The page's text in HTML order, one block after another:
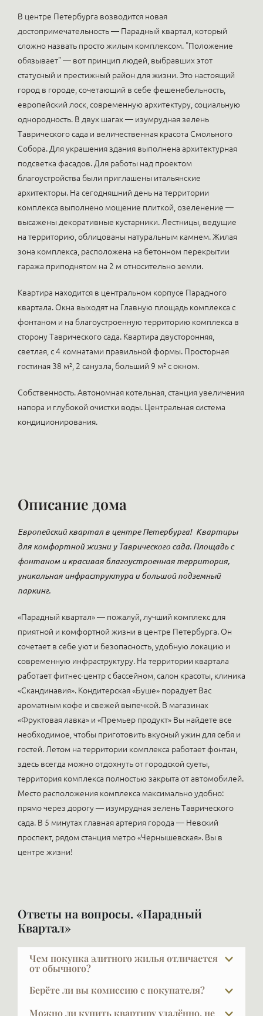
В центре Петербурга возводится новая
достопримечательность — Парадный квартал, который
сложно назвать просто жилым комплексом. "Положение
обязывает" — вот принцип людей, выбравших этот
статусный и престижный район для жизни. Это настоящий
город в городе, сочетающий в себе фешенебельность,
европейский лоск, современную архитектуру, социальную
однородность. В двух шагах — изумрудная зелень
Таврического сада и величественная красота Смольного
Собора. Для украшения здания выполнена архитектурная
подсветка фасадов. Для работы над проектом
благоустройства были приглашены итальянские
архитекторы. На сегодняшний день на территории
комплекса выполнено мощение плиткой, озеленение —
высажены декоративные кустарники. Лестницы, ведущие
на территорию, облицованы натуральным камнем. Жилая
зона комплекса, расположена на бетонном перекрытии
гаража приподнятом на 2 м относительно земли.
Квартира находится в центральном корпусе Парадного
квартала. Окна выходят на Главную площадь комплекса с
фонтаном и на благоустроенную территорию комплекса в
сторону Таврического сада. Квартира двусторонняя,
светлая, с 4 комнатами правильной формы. Просторная
гостиная 38 м², 2 санузла, больший 9 м² с окном.
Собственность. Автономная котельная, станция увеличения
напора и глубокой очистки воды. Центральная система
кондиционирования.
Описание дома
Европейский квартал в центре Петербурга! Квартиры
для комфортной жизни у Таврического сада. Площадь с
фонтаном и красивая благоустроенная территория,
уникальная инфраструктура и большой подземный
паркинг.
«Парадный квартал» — пожалуй, лучший комплекс для
приятной и комфортной жизни в центре Петербурга. Он
сочетает в себе уют и безопасность, удобную локацию и
современную инфраструктуру. На территории квартала
работает фитнес-центр с бассейном, салон красоты, клиника
«Скандинавия». Кондитерская «Буше» порадует Вас
ароматным кофе и свежей выпечкой. В магазинах
«Фруктовая лавка» и «Премьер продукт» Вы найдете все
необходимое, чтобы приготовить вкусный ужин для себя и
гостей. Летом на территории комплекса работает фонтан,
здесь всегда можно отдохнуть от городской суеты,
территория комплекса полностью закрыта от автомобилей.
Место расположения комплекса максимально удобно:
прямо через дорогу — изумрудная зелень Таврического
сада. В 5 минутах главная артерия города — Невский
проспект, рядом станция метро «Чернышевская». Вы в
центре жизни!
Ответы на вопросы. «Парадный
Квартал»
Чем покупка элитного жилья отличается
от обычного?
У покупателя элитной недвижимости уже есть
жильё — и не одно. Он не решает задачу «где жить»
— у него нет это боли. Он покупает действительно
Берёте ли вы комиссию с покупателя?
При покупке в новых проектах — нет. Наши услуги
Можно ли купить квартиру удалённо, не